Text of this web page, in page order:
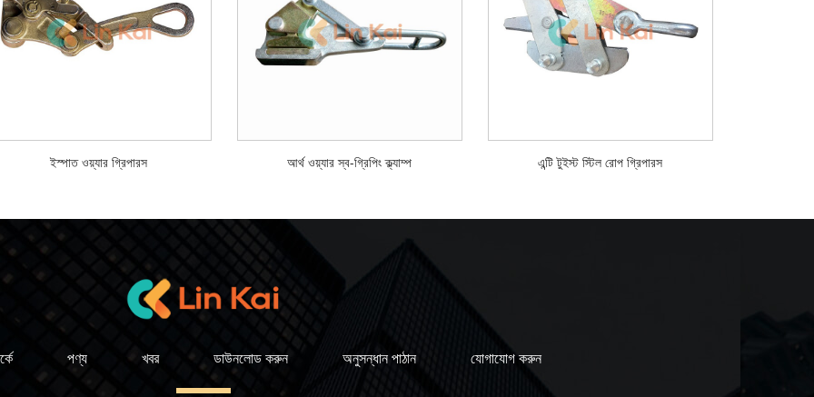
ইস্পাত ওয়্যার গ্রিপারস আর্থ ওয়্যার স্ব-গ্রিপিং ক্ল্যাম্প এন্টি টুইস্ট স্টিল রোপ গ্রিপারস
পণ্য খবর ডাউনলোড করুন অনুসন্ধান পাঠান যোগাযোগ করুন